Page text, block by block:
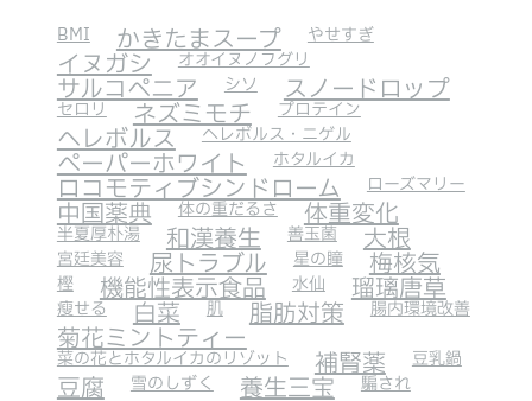
BMI かきたまスープ やせすぎ
イヌガシ オオイヌノフグリ
サルコペニア シソ スノードロップ
セロリ ネズミモチ プロテイン
ヘレボルス ヘレボルス・ニゲル
ペーパーホワイト ホタルイカ
ロコモティブシンドローム ローズマリー
中国薬典 体の重だるさ 体重変化
半夏厚朴湯 和漢養生 善玉菌 大根
宮廷美容 尿トラブル 星の瞳 梅核気
樫 機能性表示食品 水仙 瑠璃唐草
瘦せる 白菜 肌 脂肪対策 腸内環境改善
菊花ミントティー
菜の花とホタルイカのリゾット 補腎薬 豆乳鍋
豆腐 雪のしずく 養生三宝 騙され